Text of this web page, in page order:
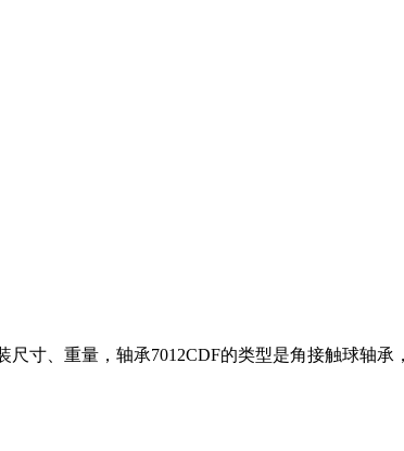
寸、重量，轴承7012CDF的类型是角接触球轴